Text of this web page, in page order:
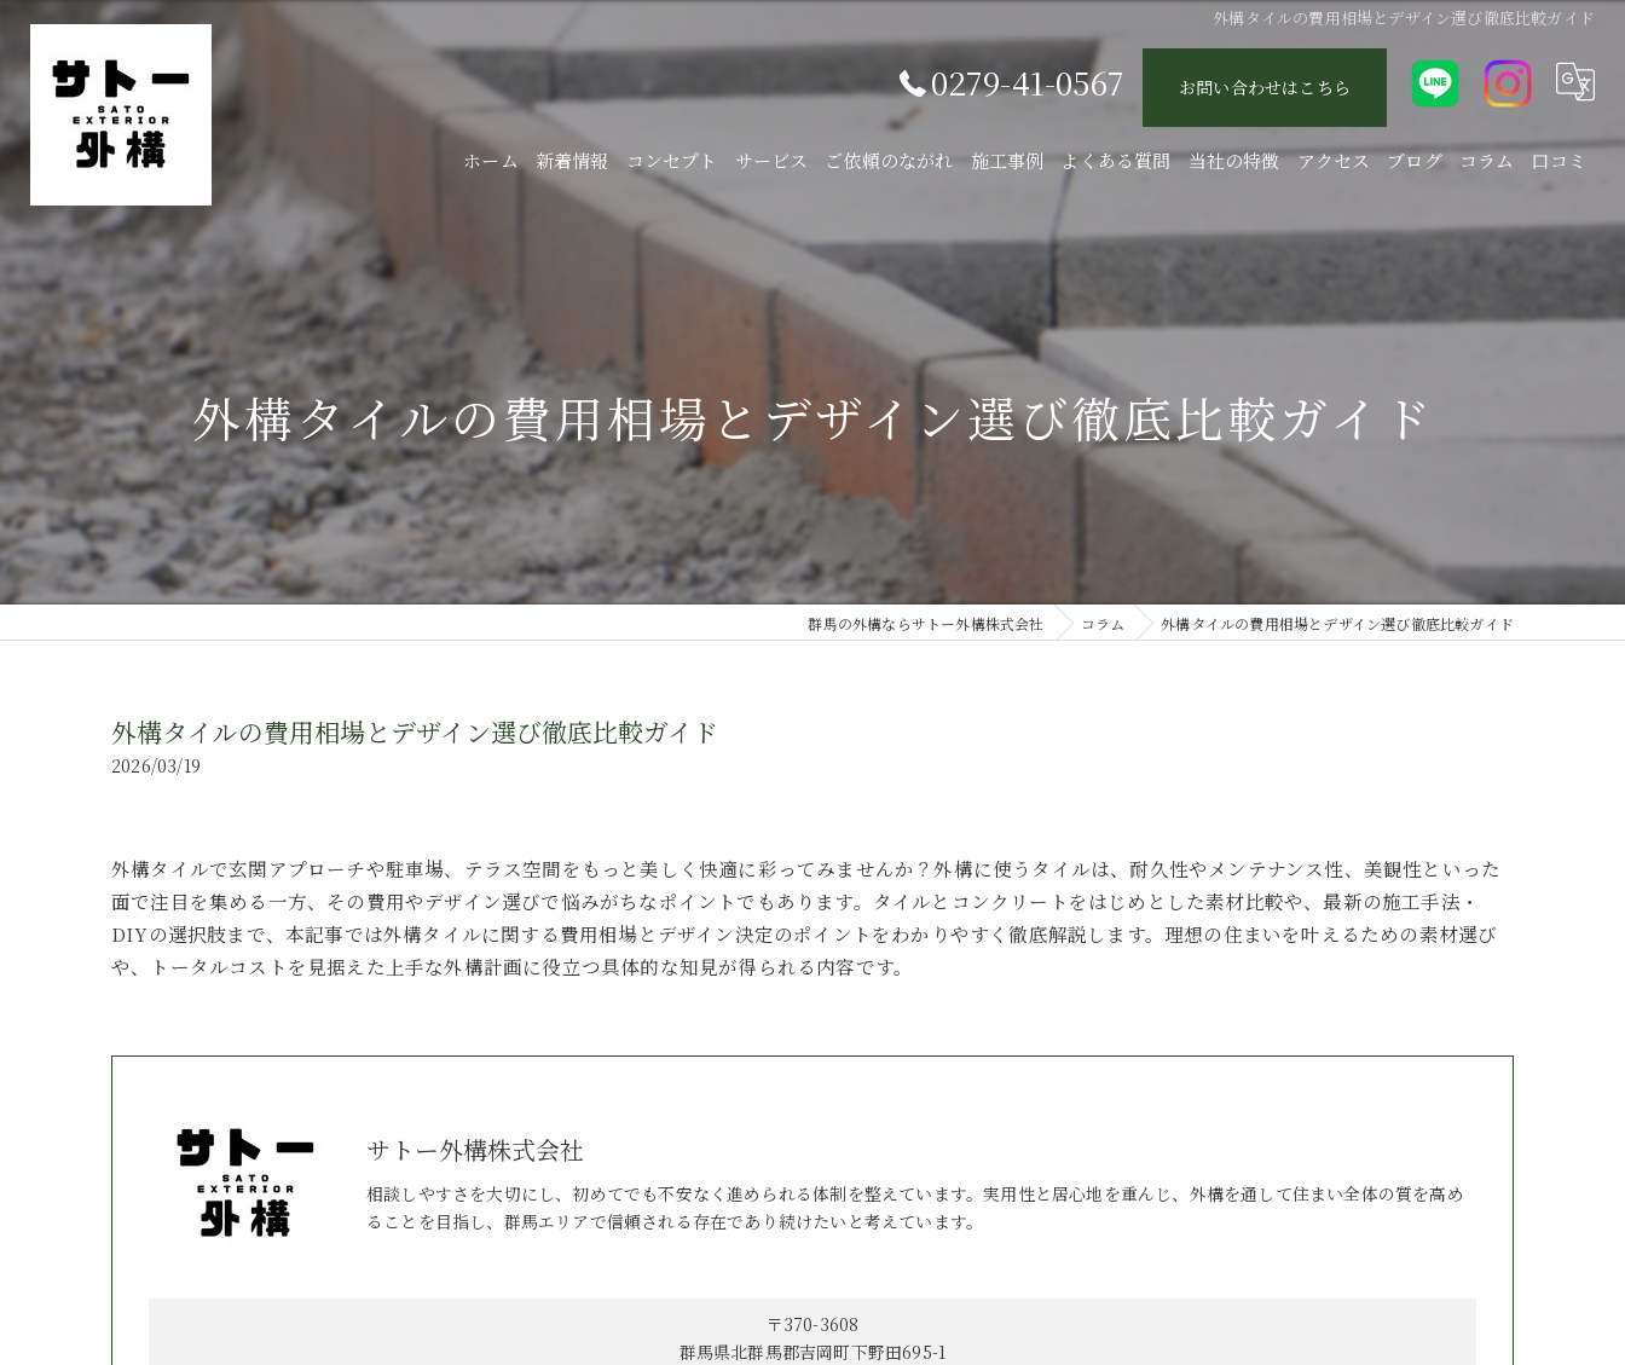
外構タイルの費用相場とデザイン選び徹底比較ガイド
0279-41-0567 お問い合わせはこちら
ホーム 新着情報 コンセプト サービス ご依頼のながれ 施工事例 よくある質問 当社の特徴
エクステリア
新築
リフォーム
アクセス ブログ コラム 口コミ
外構タイルの費用相場とデザイン選び徹底比較ガイド
群馬の外構ならサトー外構株式会社 コラム 外構タイルの費用相場とデザイン選び徹底比較ガイド
外構タイルの費用相場とデザイン選び徹底比較ガイド
2026/03/19
外構タイルで玄関アプローチや駐車場、テラス空間をもっと美しく快適に彩ってみませんか？外構に使うタイルは、耐久性やメンテナンス性、美観性といった
面で注目を集める一方、その費用やデザイン選びで悩みがちなポイントでもあります。タイルとコンクリートをはじめとした素材比較や、最新の施工手法・
DIYの選択肢まで、本記事では外構タイルに関する費用相場とデザイン決定のポイントをわかりやすく徹底解説します。理想の住まいを叶えるための素材選び
や、トータルコストを見据えた上手な外構計画に役立つ具体的な知見が得られる内容です。
サトー外構株式会社
相談しやすさを大切にし、初めてでも不安なく進められる体制を整えています。実用性と居心地を重んじ、外構を通して住まい全体の質を高め
ることを目指し、群馬エリアで信頼される存在であり続けたいと考えています。
〒370-3608
群馬県北群馬郡吉岡町下野田695-1